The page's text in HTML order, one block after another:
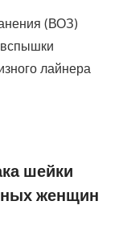
(ВОЗ)
лайнера
шейки
женщин